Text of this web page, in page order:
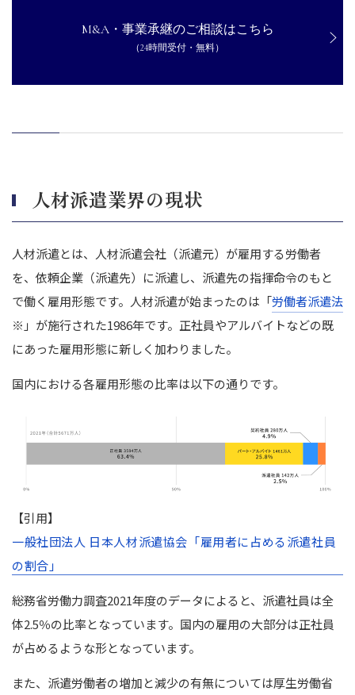
レックスアドバイザーズがおかやまキャリアデザインを子会社化
キットがアイワエンジニアリングを子会社化
M&A・事業承継のご相談はこちら
（24時間受付・無料）
人材派遣業界の現状
人材派遣とは、人材派遣会社（派遣元）が雇用する労働者
を、依頼企業（派遣先）に派遣し、派遣先の指揮命令のもと
で働く雇用形態です。 人材派遣が始まったのは「労働者派遣法
※ 」が施行された1986年です。正社員やアルバイトなどの既
にあった雇用形態に新しく加わりました。
国内における各雇用形態の比率は以下の通りです。
【引用】
一般社団法人 日本人材派遣協会「雇用者に占める派遣社員
の割合」
総務省労働力調査2021年度のデータによると、派遣社員は全
体2.5％の比率となっています。国内の雇用の大部分は正社員
が占めるような形となっています。
また、派遣労働者の増加と減少の有無については厚生労働省